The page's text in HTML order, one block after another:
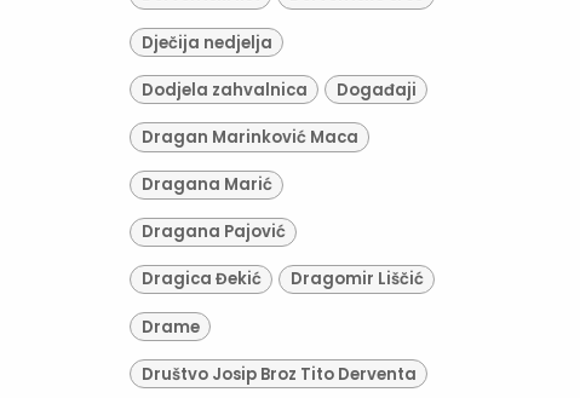
Dječija nedjelja
Dodjela zahvalnica Događaji
Dragan Marinković Maca
Dragana Marić
Dragana Pajović
Dragica Đekić Dragomir Liščić
Drame
Društvo Josip Broz Tito Derventa